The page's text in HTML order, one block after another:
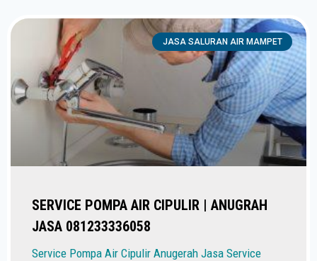
JASA SALURAN AIR MAMPET
SERVICE POMPA AIR CIPULIR | ANUGRAH
JASA 081233336058
Service Pompa Air Cipulir Anugerah Jasa Service